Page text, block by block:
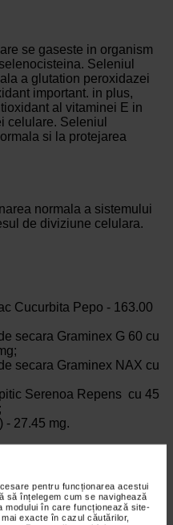
pentru funcționarea acestui
să înțelegem cum se navighează
modului în care funcționează site-
exacte în cazul căutărilor,
se gaseste in organism
Seleniul
a glutation peroxidazei
important. in plus,
al vitaminei E in
celulare. Seleniul
si la protejarea
normala a sistemului
de diviziune celulara.
Cucurbita Pepo - 163.00
secara Graminex G 60 cu
secara Graminex NAX cu
Serenoa Repens cu 45
- 27.45 mg.
recomandarii